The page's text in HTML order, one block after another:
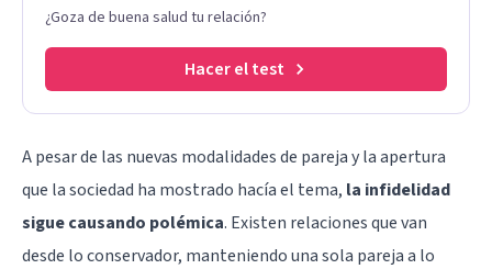
¿Goza de buena salud tu relación?
Hacer el test
A pesar de las nuevas modalidades de pareja y la apertura
que la sociedad ha mostrado hacía el tema, la infidelidad
sigue causando polémica. Existen relaciones que van
desde lo conservador, manteniendo una sola pareja a lo